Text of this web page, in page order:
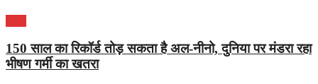
150 साल का रिकॉर्ड तोड़ सकता है अल-नीनो, दुनिया पर मंडरा रहा
भीषण गर्मी का खतरा